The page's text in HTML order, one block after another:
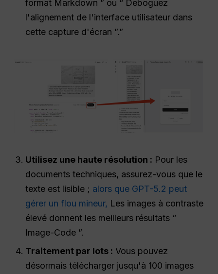
format Markdown ” ou “ Déboguez
l'alignement de l'interface utilisateur dans
cette capture d'écran ”.”
Utilisez une haute résolution : Pour les
documents techniques, assurez-vous que le
texte est lisible ; alors que GPT-5.2 peut
gérer un flou mineur, Les images à contraste
élevé donnent les meilleurs résultats “
Image-Code ”.
Traitement par lots : Vous pouvez
désormais télécharger jusqu'à 100 images